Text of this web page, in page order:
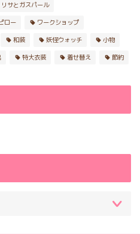
リサとガスパール
ロー ワークショップ
和装 妖怪ウォッチ 小物
特大衣装 着せ替え 節約
節約・お得情報